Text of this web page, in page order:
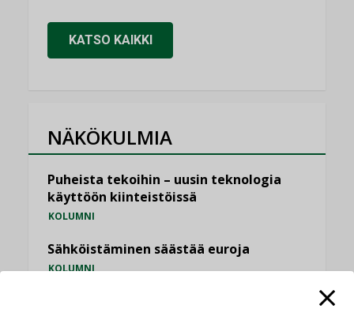
KATSO KAIKKI
NÄKÖKULMIA
Puheista tekoihin – uusin teknologia
käyttöön kiinteistöissä
KOLUMNI
Sähköistäminen säästää euroja
KOLUMNI